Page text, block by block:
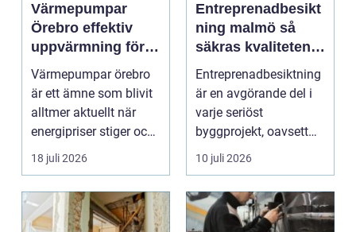
Värmepumpar
Örebro effektiv
uppvärmning för
hus och
fastigheter
Värmepumpar örebro
är ett ämne som blivit
alltmer aktuellt när
energipriser stiger och
fler vill sän...
18 juli 2026
Entreprenadbesikt
ning malmö så
säkras kvaliteten i
byggprojekt
Entreprenadbesiktning
är en avgörande del i
varje seriöst
byggprojekt, oavsett
om det handlar om en
10 juli 2026